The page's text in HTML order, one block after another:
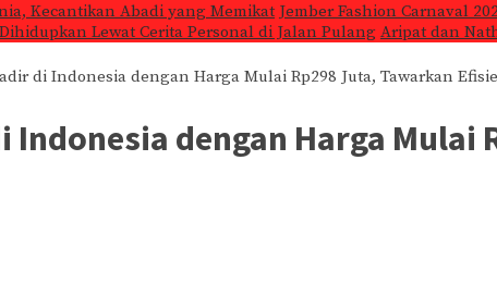
Kecantikan Abadi yang Memikat Jember Fashion Carnaval
Lewat Cerita Personal di Jalan Pulang Aripat dan
di Indonesia dengan Harga Mulai Rp298 Juta, Tawarkan
Indonesia dengan Harga